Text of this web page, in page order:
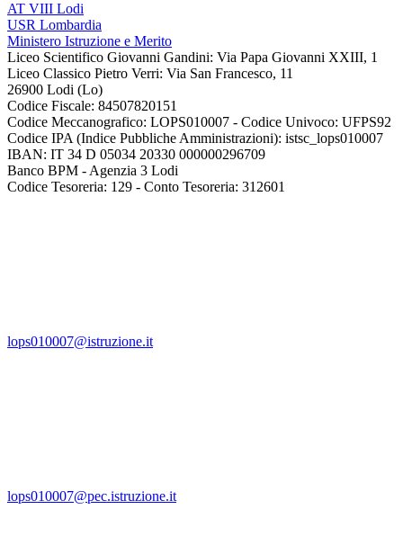
AT VIII Lodi
USR Lombardia
Ministero Istruzione e Merito
Liceo Scientifico Giovanni Gandini: Via Papa Giovanni XXIII, 1
Liceo Classico Pietro Verri: Via San Francesco, 11
26900 Lodi (Lo)
Codice Fiscale: 84507820151
Codice Meccanografico: LOPS010007 - Codice Univoco: UFPS92
Codice IPA (Indice Pubbliche Amministrazioni): istsc_lops010007
IBAN: IT 34 D 05034 20330 000000296709
Banco BPM - Agenzia 3 Lodi
Codice Tesoreria: 129 - Conto Tesoreria: 312601
lops010007@istruzione.it
lops010007@pec.istruzione.it